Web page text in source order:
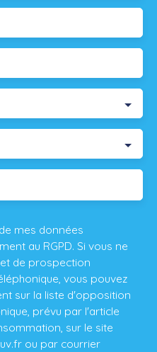
mes données
au RGPD. Si vous ne
de prospection
vous pouvez
sur la liste d'opposition
prévu par l'article
sur le site
ou par courrier